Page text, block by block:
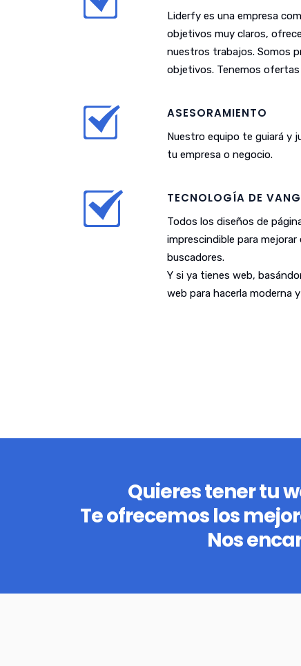
Liderfy es una empresa
objetivos muy claros,
nuestros trabajos. Somos
objetivos. Tenemos ofertas
ASESORAMIENTO
Nuestro equipo te guiará y
tu empresa o negocio.
TECNOLOGÍA DE
Todos los diseños de
imprescindible para
buscadores.
Y si ya tienes web,
web para hacerla moderna
Quieres tener tu
Te ofrecemos los
Nos